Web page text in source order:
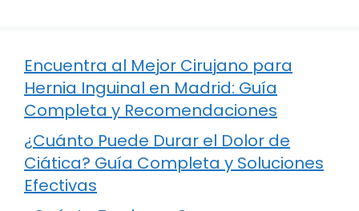
Encuentra al Mejor Cirujano para
Hernia Inguinal en Madrid: Guía
Completa y Recomendaciones
¿Cuánto Puede Durar el Dolor de
Ciática? Guía Completa y Soluciones
Efectivas